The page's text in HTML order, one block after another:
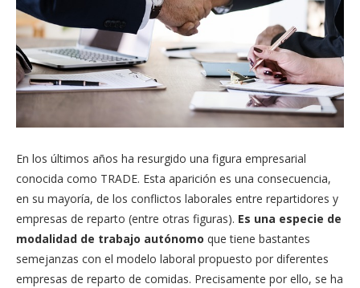
En los últimos años ha resurgido una figura empresarial
conocida como TRADE. Esta aparición es una consecuencia,
en su mayoría, de los conflictos laborales entre repartidores y
empresas de reparto (entre otras figuras). Es una especie de
modalidad de trabajo autónomo que tiene bastantes
semejanzas con el modelo laboral propuesto por diferentes
empresas de reparto de comidas. Precisamente por ello, se ha